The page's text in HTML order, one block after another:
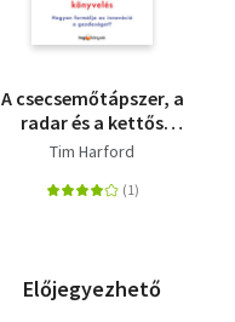
A csecsemőtápszer, a
radar és a kettős
könyvelés - Hogyan
a gazdaságot?
Tim Harford
Előjegyezhető